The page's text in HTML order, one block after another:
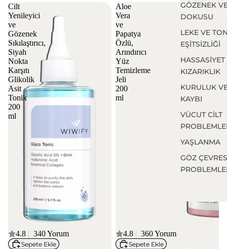
GÖZENEK
DOKUSU
LEKE VE
EŞİTSİZLİĞİ
HASSASİYET
KIZARIKLIK
KURULUK
KAYBI
VÜCUT CİLT
YAŞLANMA
GÖZ
Cilt
Yenileyici
ve
Gözenek
Sıkılaştırıcı,
Siyah
Nokta
Karşıtı
Glikolik
Asit
Tonik
200
ml
4 AL 3 ÖDE
4.8 | 340 Yorum
Sepete Ekle
Aloe
Vera
ve
Papatya
Özlü,
Arındırıcı
Yüz
Temizleme
Jeli
200
ml
4 AL 3 ÖDE
4.8 | 360 Yorum
Sepete Ekle